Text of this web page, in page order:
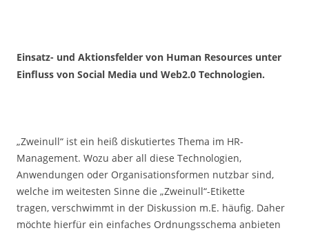
Einsatz- und Aktionsfelder von Human Resources unter
Einfluss von Social Media und Web2.0 Technologien.
„Zweinull“ ist ein heiß diskutiertes Thema im HR-
Management. Wozu aber all diese Technologien,
Anwendungen oder Organisationsformen nutzbar sind,
welche im weitesten Sinne die „Zweinull“-Etikette
tragen, verschwimmt in der Diskussion m.E. häufig. Daher
möchte hierfür ein einfaches Ordnungsschema anbieten